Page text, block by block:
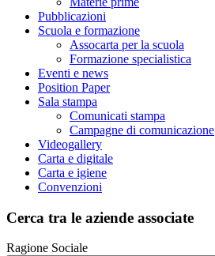
Pubblicazioni
Scuola e formazione
Assocarta per la scuola
Formazione specialistica
Eventi e news
Position Paper
Sala stampa
Comunicati stampa
Campagne di comunicazione
Videogallery
Carta e digitale
Carta e igiene
Convenzioni
Cerca tra le aziende associate
Ragione Sociale